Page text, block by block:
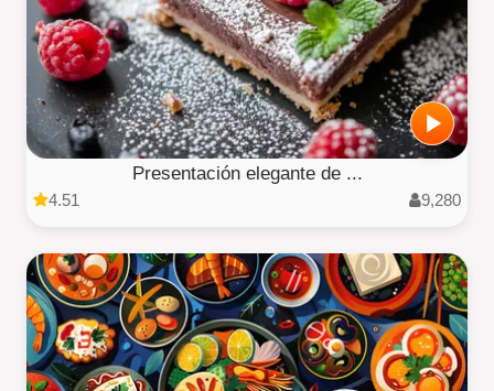
Presentación elegante de ...
4.51 9,280